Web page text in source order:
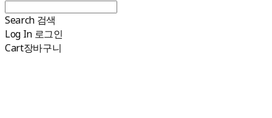
Search 검색
Log In 로그인
Cart장바구니